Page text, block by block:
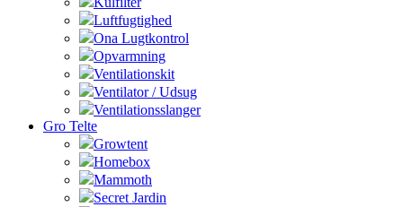
Luftfugtighed
Ona Lugtkontrol
Opvarmning
Ventilationskit
Ventilator / Udsug
Ventilationsslanger
Gro Telte
Growtent
Homebox
Mammoth
Secret Jardin